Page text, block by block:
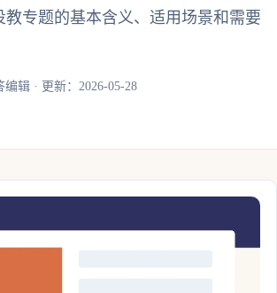
教专题的基本含义、适用场景和需要
辑 · 更新：2026-05-28